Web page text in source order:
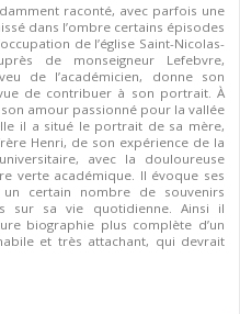
raconté, avec parfois une
dans l’ombre certains épisodes
de l’église Saint-Nicolas-
de monseigneur Lefebvre,
de l’académicien, donne son
de contribuer à son portrait. À
amour passionné pour la vallée
il a situé le portrait de sa mère,
Henri, de son expérience de la
avec la douloureuse
verte académique. Il évoque ses
certain nombre de souvenirs
sur sa vie quotidienne. Ainsi il
biographie plus complète d’un
et très attachant, qui devrait